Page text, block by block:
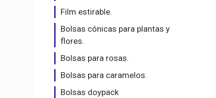
Film estirable.
Bolsas cónicas para plantas y
flores.
Bolsas para rosas.
Bolsas para caramelos.
Bolsas doypack